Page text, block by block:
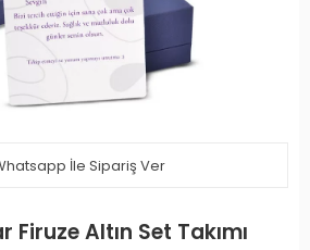
İle Sipariş Ver
Firuze Altın Set Takımı